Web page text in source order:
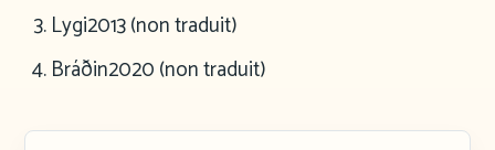
Lygi2013 (non traduit)
Bráðin2020 (non traduit)